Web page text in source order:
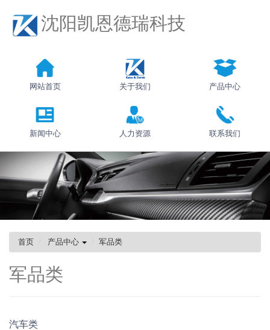
沈阳凯恩德瑞科技
网站首页 关于我们 产品中心
新闻中心 人力资源 联系我们
首页 产品中心 军品类
军品类
汽车类